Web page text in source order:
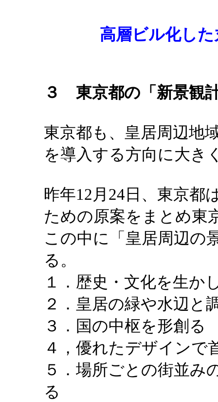
高層ビル化し
３ 東京都の「新景観
東京都も、皇居周辺地
を導入する方向に大き
昨年12月24日、東京都
ための原案をまとめ東
この中に「皇居周辺の
る。
１．歴史・文化を生か
２．皇居の緑や水辺と
３．国の中枢を形創る
４，優れたデザインで
５．場所ごとの街並み
る